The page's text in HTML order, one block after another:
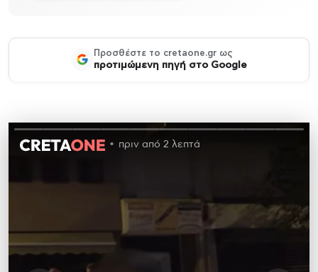
Προσθέστε το cretaone.gr ως
προτιμώμενη πηγή στο Google
πριν από 2 λεπτά